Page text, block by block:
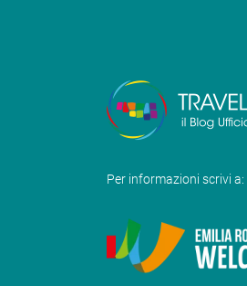
Per informazioni scrivi a: